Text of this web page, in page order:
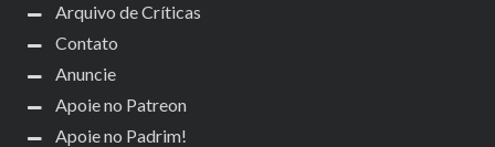
Arquivo de Críticas
Contato
Anuncie
Apoie no Patreon
Apoie no Padrim!